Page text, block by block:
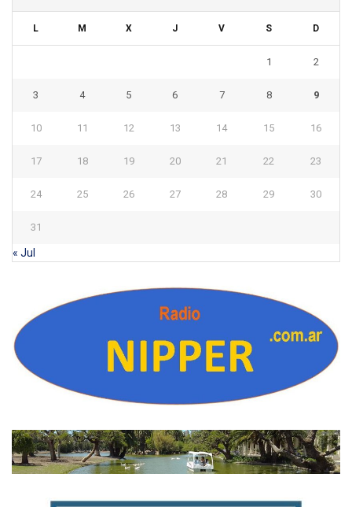
L M X J V S D
1 2
3 4 5 6 7 8 9
10 11 12 13 14 15 16
17 18 19 20 21 22 23
24 25 26 27 28 29 30
31
« Jul